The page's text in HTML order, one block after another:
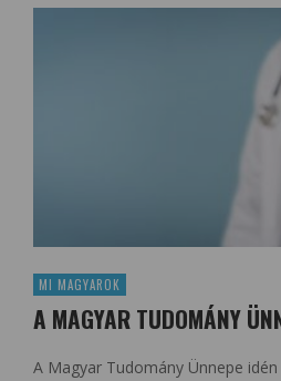
MI MAGYAROK
A MAGYAR TUDOMÁNY
A Magyar Tudomány Ünnepe